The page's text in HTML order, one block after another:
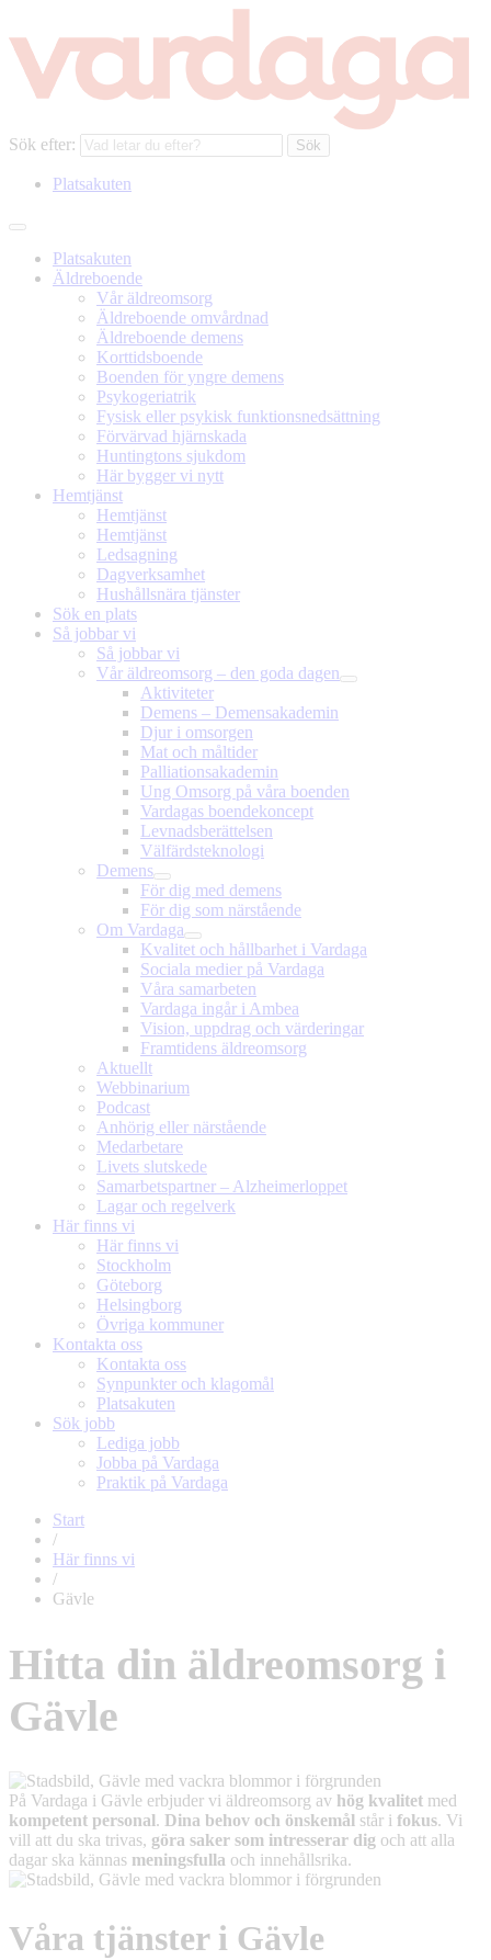
Sök efter:
Platsakuten
Platsakuten
Äldreboende
Vår äldreomsorg
Äldreboende omvårdnad
Äldreboende demens
Korttidsboende
Boenden för yngre demens
Psykogeriatrik
Fysisk eller psykisk funktionsnedsättning
Förvärvad hjärnskada
Huntingtons sjukdom
Här bygger vi nytt
Hemtjänst
Hemtjänst
Hemtjänst
Ledsagning
Dagverksamhet
Hushållsnära tjänster
Sök en plats
Så jobbar vi
Så jobbar vi
Vår äldreomsorg – den goda dagen
Aktiviteter
Demens – Demensakademin
Djur i omsorgen
Mat och måltider
Palliationsakademin
Ung Omsorg på våra boenden
Vardagas boendekoncept
Levnadsberättelsen
Välfärdsteknologi
Demens
För dig med demens
För dig som närstående
Om Vardaga
Kvalitet och hållbarhet i Vardaga
Sociala medier på Vardaga
Våra samarbeten
Vardaga ingår i Ambea
Vision, uppdrag och värderingar
Framtidens äldreomsorg
Aktuellt
Webbinarium
Podcast
Anhörig eller närstående
Medarbetare
Livets slutskede
Samarbetspartner – Alzheimerloppet
Lagar och regelverk
Här finns vi
Här finns vi
Stockholm
Göteborg
Helsingborg
Övriga kommuner
Kontakta oss
Kontakta oss
Synpunkter och klagomål
Platsakuten
Sök jobb
Lediga jobb
Jobba på Vardaga
Praktik på Vardaga
Start
/
Här finns vi
/
Gävle
Hitta din äldreomsorg i
Gävle
På Vardaga i Gävle erbjuder vi äldreomsorg av hög kvalitet med
kompetent personal. Dina behov och önskemål står i fokus. Vi
vill att du ska trivas, göra saker som intresserar dig och att alla
dagar ska kännas meningsfulla och innehållsrika.
Våra tjänster i Gävle